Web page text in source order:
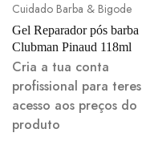
Cuidado Barba & Bigode
Gel Reparador pós barba
Clubman Pinaud 118ml
Cria a tua conta
profissional para teres
acesso aos preços do
produto